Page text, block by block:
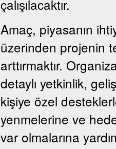
çalışılacaktır.
Amaç, piyasanın
üzerinden projenin
arttırmaktır.
detaylı yetkinlik,
kişiye özel
yenmelerine ve
var olmalarına